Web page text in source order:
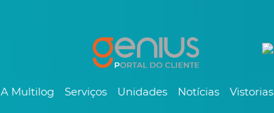
A Multilog Serviços Unidades Notícias Vistorias